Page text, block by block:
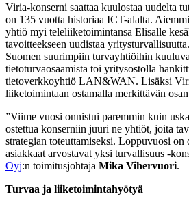
Viria-konserni saattaa kuulostaa uudelta
on 135 vuotta historiaa ICT-alalta.
yhtiö myi teleliiketoimintansa Elisalle
tavoitteekseen uudistaa
Suomen suurimpiin turvayhtiöihin
tietoturvaosaamista toi yritysostolla
tietoverkkoyhtiö LAN&WAN. Lisäksi
liiketoimintaan ostamalla merkittävän
”Viime vuosi onnistui paremmin kuin
ostettua konserniin juuri ne yhtiöt, joita
strategian toteuttamiseksi. Loppuvuosi on
asiakkaat arvostavat yksi turvallisuus -
Oyj:n toimitusjohtaja Mika Vihervuori.
Turvaa ja liiketoimintahyötyä